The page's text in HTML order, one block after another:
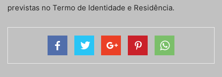
previstas no Termo de Identidade e Residência.